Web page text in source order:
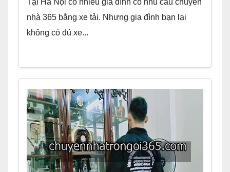
Tại Hà Nội có nhiều gia đình có nhu cầu chuyển
nhà 365 bằng xe tải. Nhưng gia đình bạn lại
không có đủ xe...